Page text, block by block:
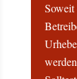
Soweit